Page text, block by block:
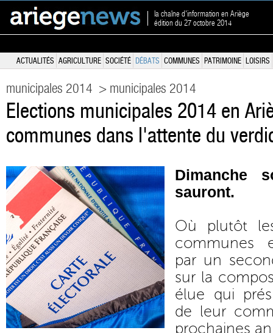
la chaîne d'information en Ariège
édition du 27 octobre 2014
ACTUALITÉS AGRICULTURE SOCIÉTÉ DÉBATS COMMUNES PATRIMOINE LOISIRS
municipales 2014 > municipales 2014
Elections municipales 2014 en
communes dans l'attente du
Dimanche
sauront.
Où plutôt
communes
par un
sur la
élue qui
de leur
prochaines